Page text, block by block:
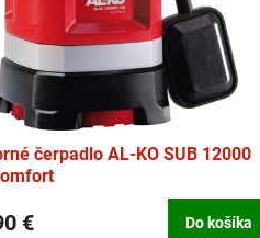
čerpadlo AL-KO SUB 12000
€ Do košíka